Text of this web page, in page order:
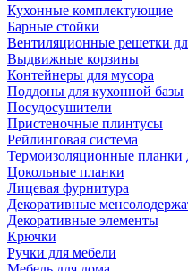
Кухонные комплектующие
Барные стойки
Вентиляционные решетки
Выдвижные корзины
Контейнеры для мусора
Поддоны для кухонной базы
Посудосушители
Пристеночные плинтусы
Рейлинговая система
Термоизоляционные планки
Цокольные планки
Лицевая фурнитура
Декоративные
Декоративные элементы
Крючки
Ручки для мебели